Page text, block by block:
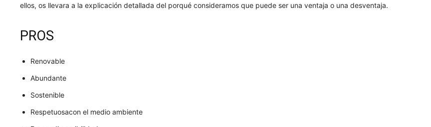
ellos, os llevara a la explicación detallada del porqué consideramos que puede ser una ventaja o una desventaja.
PROS
Renovable
Abundante
Sostenible
Respetuosacon el medio ambiente